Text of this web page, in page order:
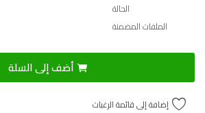
الحالة
الملفات المضمنة
أضف إلى السلة
إضافة إلى قائمة الرغبات